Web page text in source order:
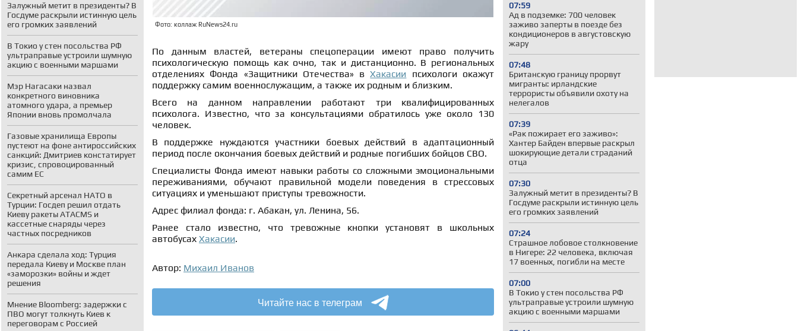
Залужный метит в президенты? В
Госдуме раскрыли истинную цель
его громких заявлений
В Токио у стен посольства РФ
ультраправые устроили шумную
акцию с военными маршами
Мэр Нагасаки назвал
конкретного виновника
атомного удара, а премьер
Японии вновь промолчала
Газовые хранилища Европы
пустеют на фоне антироссийских
санкций: Дмитриев констатирует
кризис, спровоцированный
самим ЕС
Секретный арсенал НАТО в
Турции: Госдеп решил отдать
Киеву ракеты ATACMS и
кассетные снаряды через
частных посредников
Анкара сделала ход: Турция
передала Киеву и Москве план
«заморозки» войны и ждет
решения
Мнение Bloomberg: задержки с
ПВО могут толкнуть Киев к
переговорам с Россией
07:59
Ад в подземке: 700 человек
заживо заперты в поезде без
кондиционеров в августовскую
жару
07:48
Британскую границу прорвут
мигранты: ирландские
террористы объявили охоту на
нелегалов
07:39
«Рак пожирает его заживо»:
Хантер Байден впервые раскрыл
шокирующие детали страданий
отца
07:30
Залужный метит в президенты? В
Госдуме раскрыли истинную цель
его громких заявлений
07:24
Страшное лобовое столкновение
в Нигере: 22 человека, включая
17 военных, погибли на месте
07:00
В Токио у стен посольства РФ
ультраправые устроили шумную
акцию с военными маршами
Фото: коллаж RuNews24.ru
По данным властей, ветераны спецоперации имеют право получить
психологическую помощь как очно, так и дистанционно. В региональных
отделениях Фонда «Защитники Отечества» вХакасии психологи окажут
поддержку самим военнослужащим, а также их родным и близким.
Всего на данном направлении работают три квалифицированных
психолога. Известно, что за консультациями обратилось уже около 130
человек.
В поддержке нуждаются участники боевых действий в адаптационный
период после окончания боевых действий и родные погибших бойцов СВО.
Специалисты Фонда имеют навыки работы со сложными эмоциональными
переживаниями, обучают правильной модели поведения в стрессовых
ситуациях и уменьшают приступы тревожности.
Адрес филиал фонда: г. Абакан, ул. Ленина, 56.
Ранее стало известно, что тревожные кнопки установят в школьных
автобусах Хакасии.
Автор: Михаил Иванов
Читайте нас в телеграм